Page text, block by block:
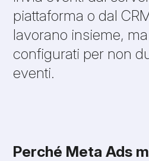
piattaforma o dal
lavorano insieme,
configurati per non
eventi.
Perché Meta Ads